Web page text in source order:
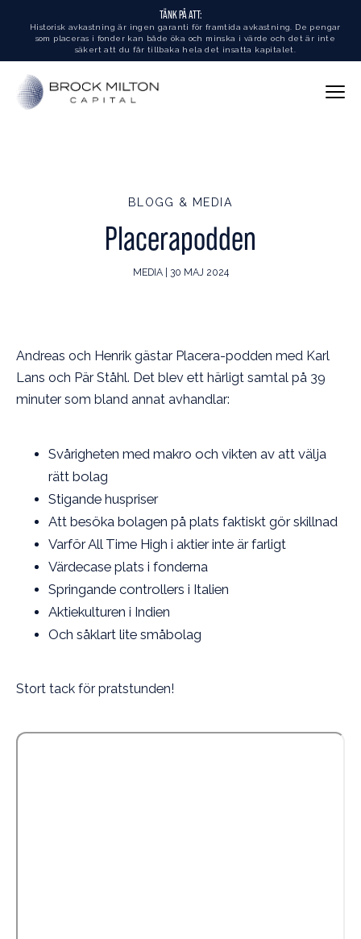
TÄNK PÅ ATT:
Historisk avkastning är ingen garanti för framtida avkastning. De pengar
som placeras i fonder kan både öka och minska i värde och det är inte
säkert att du får tillbaka hela det insatta kapitalet.
BLOGG & MEDIA
Placerapodden
MEDIA | 30 MAJ 2024
Andreas och Henrik gästar Placera-podden med Karl
Lans och Pär Ståhl. Det blev ett härligt samtal på 39
minuter som bland annat avhandlar:
Svårigheten med makro och vikten av att välja
rätt bolag
Stigande huspriser
Att besöka bolagen på plats faktiskt gör skillnad
Varför All Time High i aktier inte är farligt
Värdecase plats i fonderna
Springande controllers i Italien
Aktiekulturen i Indien
Och såklart lite småbolag
Stort tack för pratstunden!